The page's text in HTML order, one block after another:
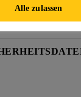
Alle zulassen